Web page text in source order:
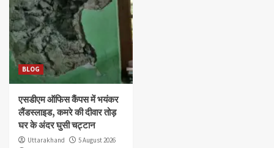
BLOG
एसडीएम ऑफिस कैंपस में भयंकर
लैंडस्लाइड, कमरे की दीवार तोड़
घर के अंदर घुसी चट्टान
Uttarakhand
5 August 2026